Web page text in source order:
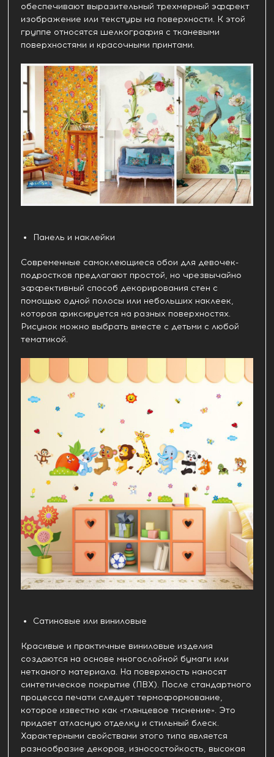
обеспечивают выразительный трехмерный эффект
изображение или текстуры на поверхности. К этой
группе относятся шелкография с тканевыми
поверхностями и красочными принтами.
Панель и наклейки
Современные самоклеющиеся обои для девочек-
подростков предлагают простой, но чрезвычайно
эффективный способ декорирования стен с
помощью одной полосы или небольших наклеек,
которая фиксируется на разных поверхностях.
Рисунок можно выбрать вместе с детьми с любой
тематикой.
Сатиновые или виниловые
Красивые и практичные виниловые изделия
создаются на основе многослойной бумаги или
нетканого материала. На поверхность наносят
синтетическое покрытие (ПВХ). После стандартного
процесса печати следует термоформование,
которое известно как «глянцевое тиснение». Это
придает атласную отделку и стильный блеск.
Характерными свойствами этого типа является
разнообразие декоров, износостойкость, высокая